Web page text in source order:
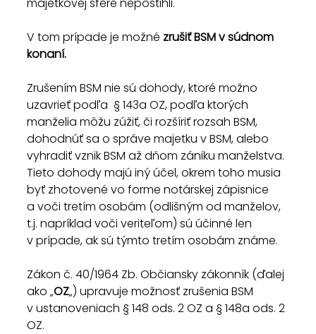
V tom prípade je možné zrušiť BSM v súdnom
konaní.
Zrušením BSM nie sú dohody, ktoré možno
uzavrieť podľa  § 143a OZ, podľa ktorých
manželia môžu zúžiť, či rozšíriť rozsah BSM,
dohodnúť sa o správe majetku v BSM, alebo
vyhradiť vznik BSM až dňom zániku manželstva.
Tieto dohody majú iný účel, okrem toho musia
byť zhotovené vo forme notárskej zápisnice
a voči tretím osobám (odlišným od manželov,
t.j. napríklad voči veriteľom) sú účinné len
v prípade, ak sú týmto tretím osobám známe.
Zákon č. 40/1964 Zb. Občiansky zákonník (ďalej
ako „OZ„) upravuje možnosť zrušenia BSM
v ustanoveniach § 148 ods. 2 OZ a § 148a ods. 2
OZ.